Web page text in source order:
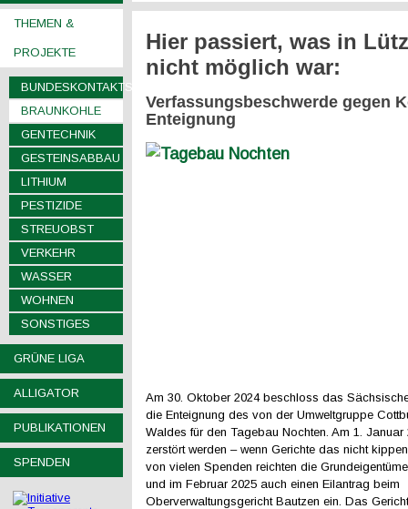
THEMEN &
PROJEKTE
BUNDESKONTAKTSTELLEN
BRAUNKOHLE
GENTECHNIK
GESTEINSABBAU
LITHIUM
PESTIZIDE
STREUOBST
VERKEHR
WASSER
WOHNEN
SONSTIGES
GRÜNE LIGA
ALLIGATOR
PUBLIKATIONEN
SPENDEN
Hier passiert, was in
nicht möglich war:
Verfassungsbeschwerde gegen
Enteignung
Am 30. Oktober 2024 beschloss das
die Enteignung des von der Umweltgruppe
Waldes für den Tagebau Nochten. Am 1. Januar
zerstört werden – wenn Gerichte das nicht
von vielen Spenden reichten die
und im Februar 2025 auch einen Eilantrag beim
Oberverwaltungsgericht Bautzen ein. Das